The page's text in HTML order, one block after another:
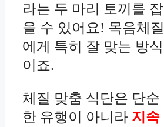
라는 두 마리 토끼를 잡
을 수 있어요! 목음체질
에게 특히 잘 맞는 방식
이죠.
체질 맞춤 식단은 단순
한 유행이 아니라 지속